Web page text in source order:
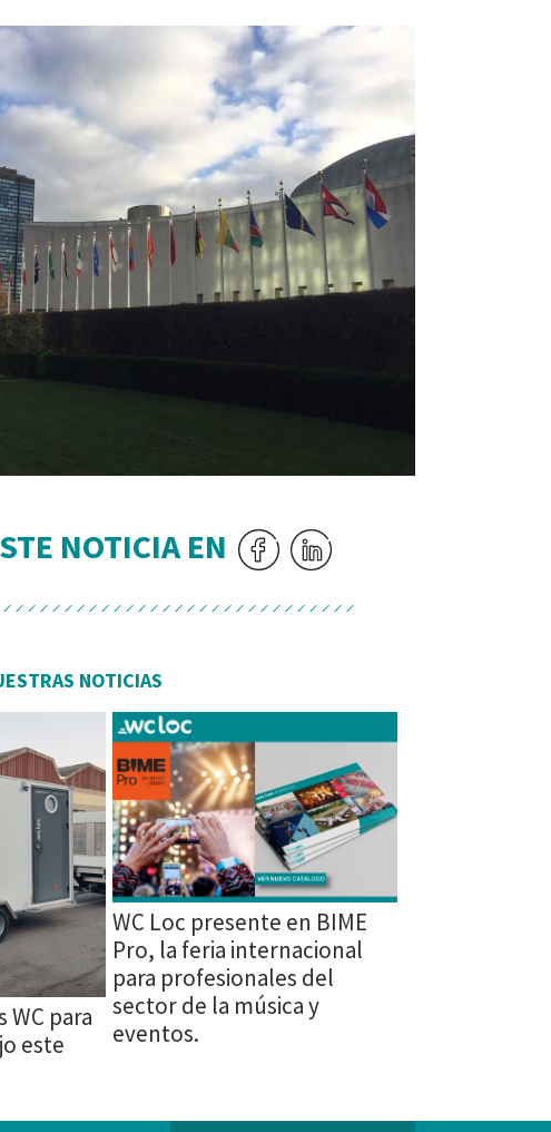
NOTICIA EN
NOTICIAS
WC para
este
WC Loc presente en BIME
Pro, la feria internacional
para profesionales del
sector de la música y
eventos.